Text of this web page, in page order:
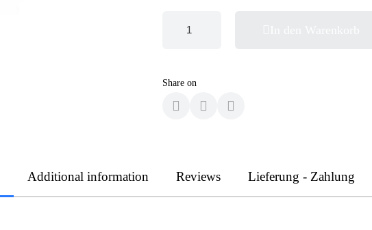
Share on
Additional information Reviews Lieferung - Zahlung